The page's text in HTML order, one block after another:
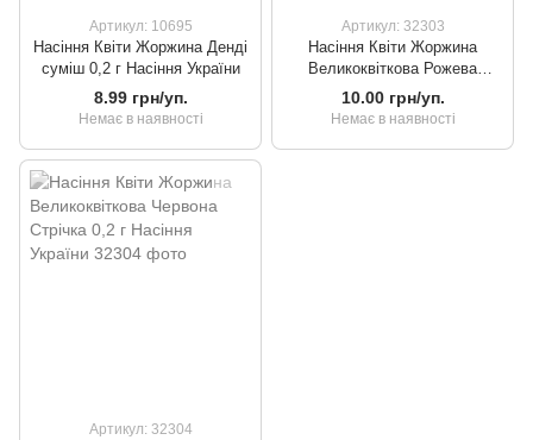
Артикул: 10695
Насіння Квіти Жоржина Денді
суміш 0,2 г Насіння України
8.99 грн/уп.
Немає в наявності
Артикул: 32303
Насіння Квіти Жоржина
Великоквіткова Рожева
Стрічка 0,2 г Насіння України
10.00 грн/уп.
Немає в наявності
Артикул: 32304